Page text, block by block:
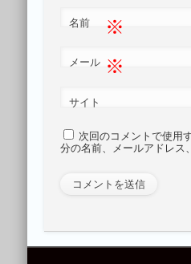
名前 ※
メール ※
サイト
次回のコメントで使用
分の名前、メールアドレス